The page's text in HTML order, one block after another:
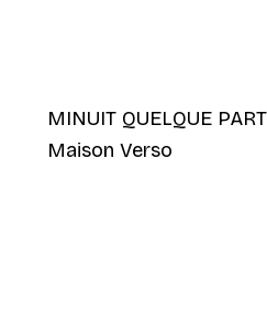
MINUIT QUELQUE PART
Maison Verso